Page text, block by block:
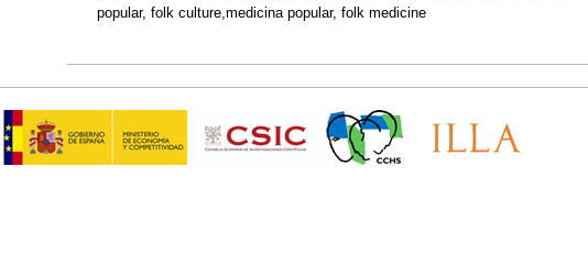
popular, folk culture,medicina popular, folk medicine